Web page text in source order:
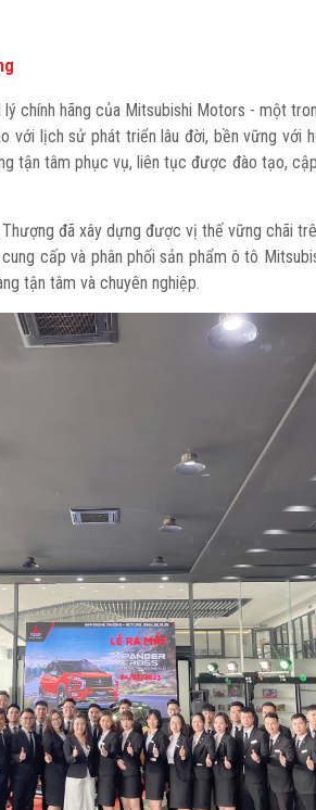
ALL NEW TRITON
chính hãng của Mitsubishi Motors - một
với lịch sử phát triển lâu đời, bền vững với
tận tâm phục vụ, liên tục được đào tạo,
đã xây dựng được vị thế vững chãi
cấp và phân phối sản phẩm ô tô
tận tâm và chuyên nghiệp.